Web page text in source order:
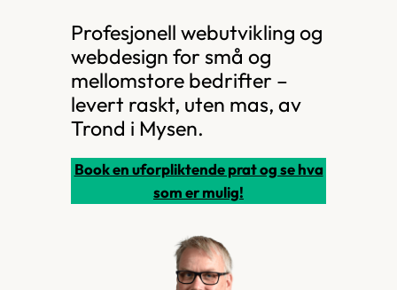
Profesjonell webutvikling og
webdesign for små og
mellomstore bedrifter –
levert raskt, uten mas, av
Trond i Mysen.
Book en uforpliktende prat og se hva
som er mulig!